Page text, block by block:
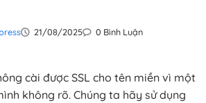
21/08/2025
0 Bình Luận
cài được SSL cho tên miền vì một
không rõ. Chúng ta hãy sử dụng